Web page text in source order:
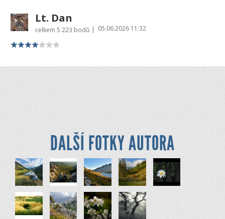
Lt. Dan
celkem 5 223 bodů | 05.06.2026 11:32
DALŠÍ FOTKY AUTORA